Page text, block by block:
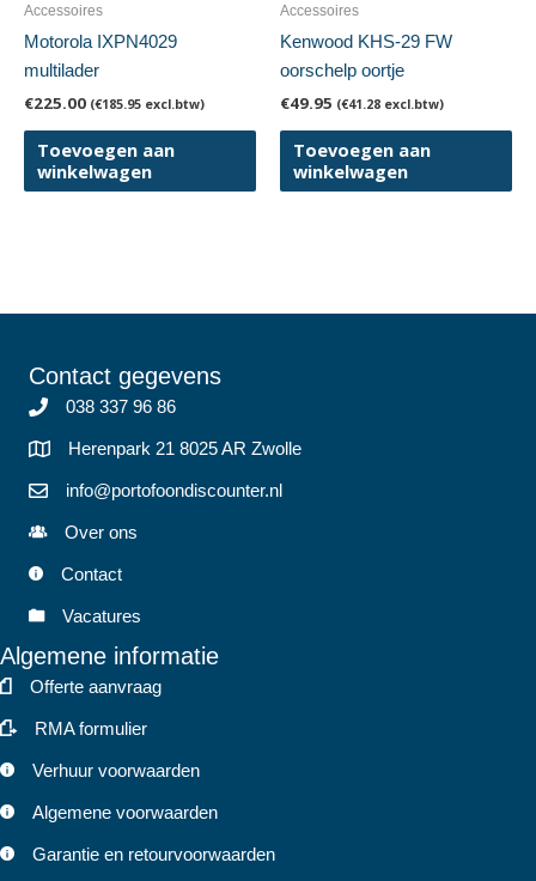
Accessoires
Motorola IXPN4029
multilader
€225.00 (€185.95 excl.btw)
Toevoegen aan
winkelwagen
Accessoires
Kenwood KHS-29 FW
oorschelp oortje
€49.95 (€41.28 excl.btw)
Toevoegen aan
winkelwagen
Contact gegevens
038 337 96 86
Herenpark 21 8025 AR Zwolle
info@portofoondiscounter.nl
Over ons
Contact
Vacatures
Algemene informatie
Offerte aanvraag
RMA formulier
Verhuur voorwaarden
Algemene voorwaarden
Garantie en retourvoorwaarden